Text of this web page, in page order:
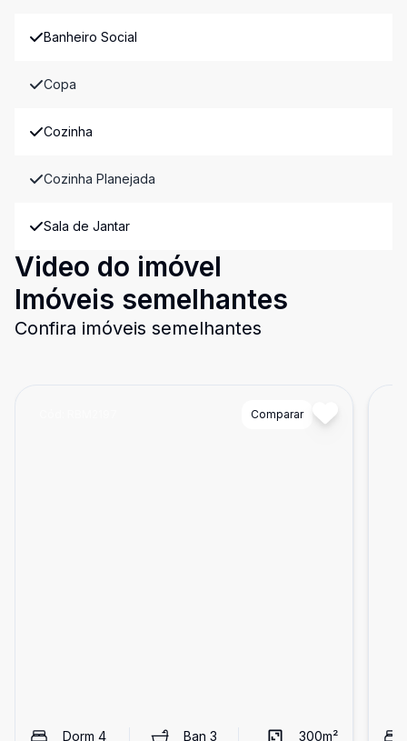
Banheiro Social
Copa
Cozinha
Cozinha Planejada
Sala de Jantar
Video do imóvel
Imóveis semelhantes
Confira imóveis semelhantes
Comparar
Dorm 4 Ban3 300m²